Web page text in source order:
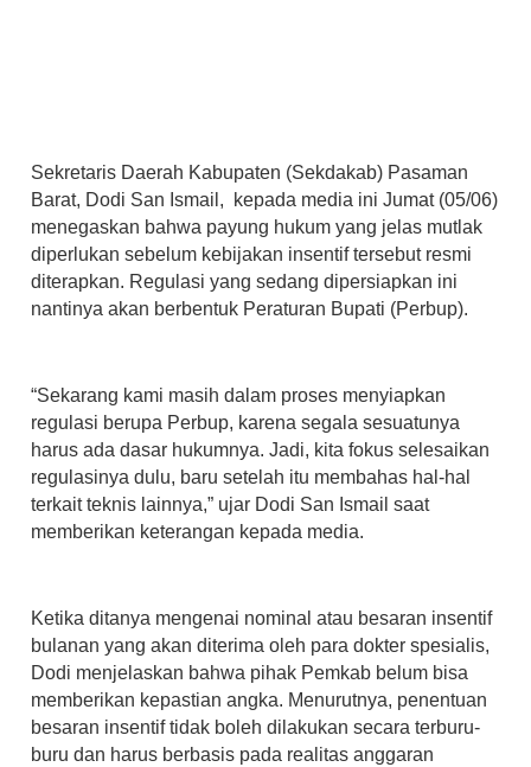
Sekretaris Daerah Kabupaten (Sekdakab) Pasaman
Barat, Dodi San Ismail , kepada media ini Jumat (05/06)
menegaskan bahwa payung hukum yang jelas mutlak
diperlukan sebelum kebijakan insentif tersebut resmi
diterapkan. Regulasi yang sedang dipersiapkan ini
nantinya akan berbentuk Peraturan Bupati (Perbup).
“Sekarang kami masih dalam proses menyiapkan
regulasi berupa Perbup, karena segala sesuatunya
harus ada dasar hukumnya. Jadi, kita fokus selesaikan
regulasinya dulu, baru setelah itu membahas hal-hal
terkait teknis lainnya,” ujar Dodi San Ismail saat
memberikan keterangan kepada media.
Ketika ditanya mengenai nominal atau besaran insentif
bulanan yang akan diterima oleh para dokter spesialis,
Dodi menjelaskan bahwa pihak Pemkab belum bisa
memberikan kepastian angka. Menurutnya, penentuan
besaran insentif tidak boleh dilakukan secara terburu-
buru dan harus berbasis pada realitas anggaran